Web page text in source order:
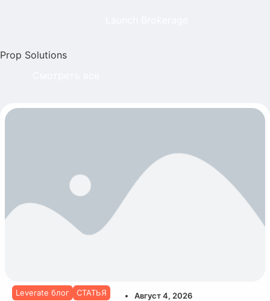
Prop Solutions
Leverate блог СТАТЬЯ Август 4, 2026